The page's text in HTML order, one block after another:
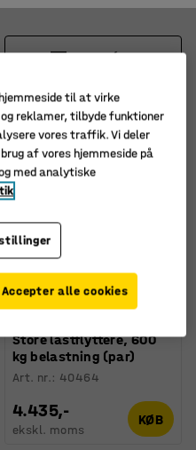
Sortér
Store lastflyttere, 600
kg belastning (par)
Art. nr.: 40464
4.435,-
ekskl. moms
KØB
til at virke
reklamer, tilbyde funktioner
vores traffik. Vi deler
af vores hjemmeside på
med analytiske
Accepter alle cookies